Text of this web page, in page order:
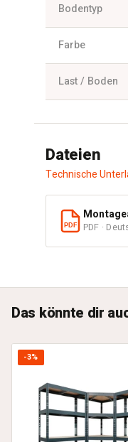
Bodentyp
Farbe
Last / Boden
Dateien
Technische
PDF PDF ·
Das könnte dir
-3%